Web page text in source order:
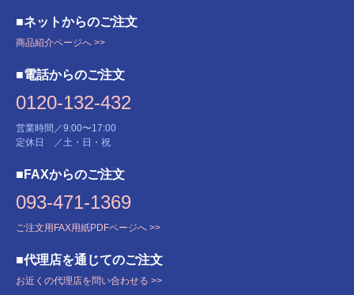
■ネットからのご注文
商品紹介ページへ >>
■電話からのご注文
0120-132-432
営業時間／9:00〜17:00
定休日 ／土・日・祝
■FAXからのご注文
093-471-1369
ご注文用FAX用紙PDFページへ >>
■代理店を通じてのご注文
お近くの代理店を問い合わせる >>